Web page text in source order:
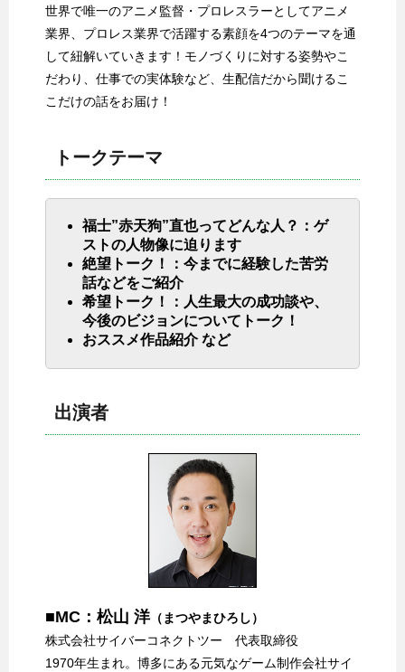
世界で唯一のアニメ監督・プロレスラーとしてアニメ
業界、プロレス業界で活躍する素顔を4つのテーマを通
して紐解いていきます！モノづくりに対する姿勢やこ
だわり、仕事での実体験など、生配信だから聞けるこ
こだけの話をお届け！
トークテーマ
福士”赤天狗”直也ってどんな人？：ゲ
ストの人物像に迫ります
絶望トーク！：今までに経験した苦労
話などをご紹介
希望トーク！：人生最大の成功談や、
今後のビジョンについてトーク！
おススメ作品紹介 など
出演者
■MC：松山 洋（まつやまひろし）
株式会社サイバーコネクトツー 代表取締役
1970年生まれ。博多にある元気なゲーム制作会社サイ